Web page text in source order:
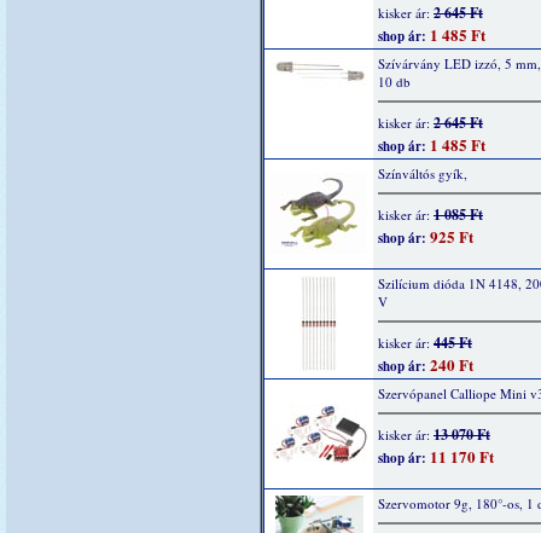
kisker ár: 2 645 Ft
shop ár: 1 485 Ft
Szívárvány LED izzó, 5
10 db
kisker ár: 2 645 Ft
shop ár: 1 485 Ft
Színváltós gyík,
kisker ár: 1 085 Ft
shop ár: 925 Ft
Szilícium dióda 1N 4148,
V
kisker ár: 445 Ft
shop ár: 240 Ft
Szervópanel Calliope Mini
kisker ár: 13 070 Ft
shop ár: 11 170 Ft
Szervomotor 9g, 180°-os, 1